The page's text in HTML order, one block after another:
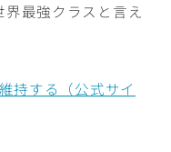
界最強クラスと言え
持する（公式サイ